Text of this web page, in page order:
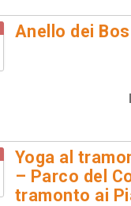
Anello dei
Yoga al
– Parco del
tramonto ai